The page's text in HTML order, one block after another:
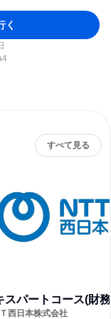
く
すべて見る
スパートコース(財
西日本株式会社